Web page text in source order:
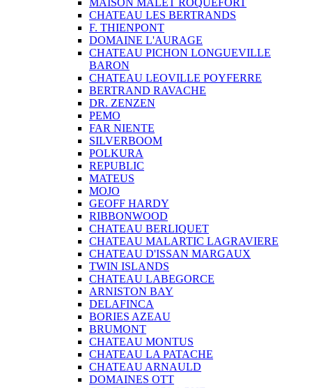
MAISON MALET ROQUEFORT
CHATEAU LES BERTRANDS
F. THIENPONT
DOMAINE L'AURAGE
CHATEAU PICHON LONGUEVILLE
BARON
CHATEAU LEOVILLE POYFERRE
BERTRAND RAVACHE
DR. ZENZEN
PEMO
FAR NIENTE
SILVERBOOM
POLKURA
REPUBLIC
MATEUS
MOJO
GEOFF HARDY
RIBBONWOOD
CHATEAU BERLIQUET
CHATEAU MALARTIC LAGRAVIERE
CHATEAU D'ISSAN MARGAUX
TWIN ISLANDS
CHATEAU LABEGORCE
ARNISTON BAY
DELAFINCA
BORIES AZEAU
BRUMONT
CHATEAU MONTUS
CHATEAU LA PATACHE
CHATEAU ARNAULD
DOMAINES OTT